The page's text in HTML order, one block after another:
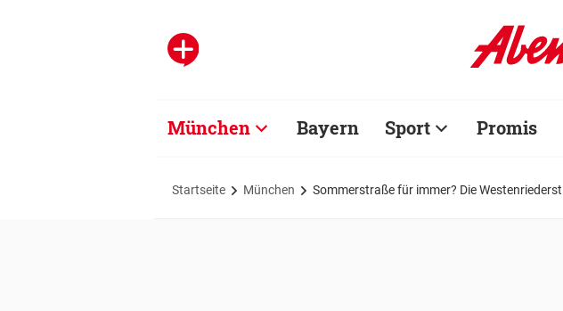
München Bayern Sport Promis
Startseite München Sommerstraße für immer? Die